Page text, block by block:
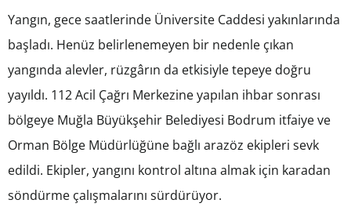
Yangın, gece saatlerinde Üniversite Caddesi yakınlarında
başladı. Henüz belirlenemeyen bir nedenle çıkan
yangında alevler, rüzgârın da etkisiyle tepeye doğru
yayıldı. 112 Acil Çağrı Merkezine yapılan ihbar sonrası
bölgeye Muğla Büyükşehir Belediyesi Bodrum itfaiye ve
Orman Bölge Müdürlüğüne bağlı arazöz ekipleri sevk
edildi. Ekipler, yangını kontrol altına almak için karadan
söndürme çalışmalarını sürdürüyor.